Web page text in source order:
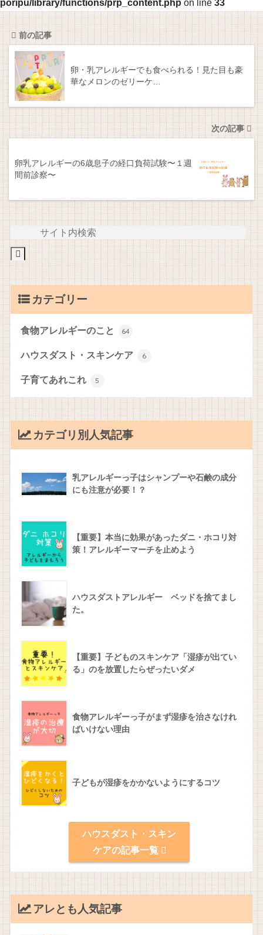
poripu/library/functions/prp_content.php on line 33
前の記事
卵・乳アレルギーでも食べられる！見た目も豪
華なメロンのゼリーケ…
次の記事
卵乳アレルギーの6歳息子の経口負荷試験〜１週
間前診察〜
カテゴリー
食物アレルギーのこと 64
ハウスダスト・スキンケア 6
子育てあれこれ 5
カテゴリ別人気記事
乳アレルギーっ子はシャンプーや石鹸の成分
にも注意が必要！？
【重要】本当に効果があったダニ・ホコリ対
策！アレルギーマーチを止めよう
ハウスダストアレルギー ベッドを捨てまし
た。
【重要】子どものスキンケア「湿疹が出てい
る」のを放置したらぜったいダメ
食物アレルギーっ子がまず湿疹を治さなけれ
ばいけない理由
子どもが湿疹をかかないようにするコツ
ハウスダスト・スキン
ケアの記事一覧
アレとも人気記事